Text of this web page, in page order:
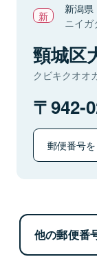
新潟県
ニイガ
頸城区
クビキクオオ
942-
郵便番号
他の郵便番